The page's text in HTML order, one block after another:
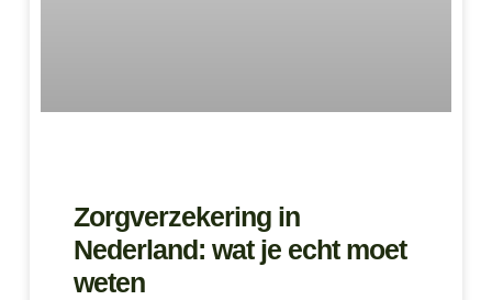
Zorgverzekering in
Nederland: wat je echt moet
weten